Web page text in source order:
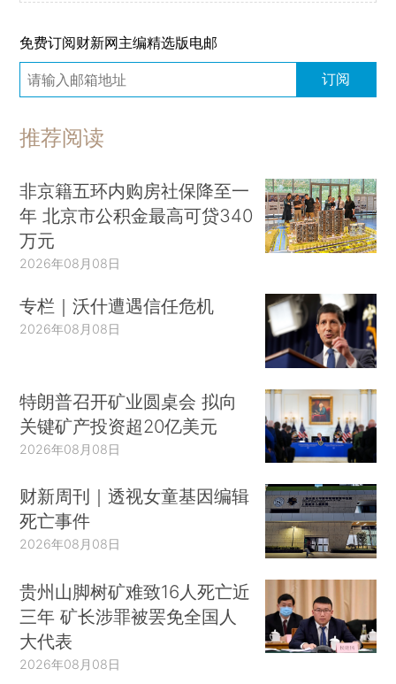
免费订阅财新网主编精选版电邮
订阅
推荐阅读
非京籍五环内购房社保降至一
年 北京市公积金最高可贷340
万元
2026年08月08日
专栏｜沃什遭遇信任危机
2026年08月08日
特朗普召开矿业圆桌会 拟向
关键矿产投资超20亿美元
2026年08月08日
财新周刊｜透视女童基因编辑
死亡事件
2026年08月08日
贵州山脚树矿难致16人死亡近
三年 矿长涉罪被罢免全国人
大代表
2026年08月08日